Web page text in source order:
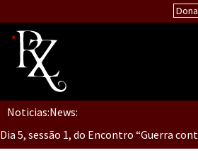
Inicio
Quiénes Somos
Noticias:News:
Dia 5, Sessão 2, Encontro “Guerra
Dia 5, sessão 1, do Encontro “Guerra